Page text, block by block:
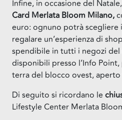
Infine, in occasione del
Card Merlata Bloom Milano,
euro: ognuno potrà
regalare un’esperienza di
spendibile in tutti i negozi del
disponibili presso l’Info
terra del blocco ovest, aperto
Di seguito si ricordano le
Lifestyle Center Merlata